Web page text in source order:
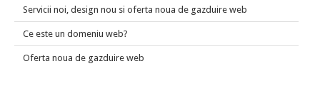
Servicii noi, design nou si oferta noua de gazduire web
Ce este un domeniu web?
Oferta noua de gazduire web